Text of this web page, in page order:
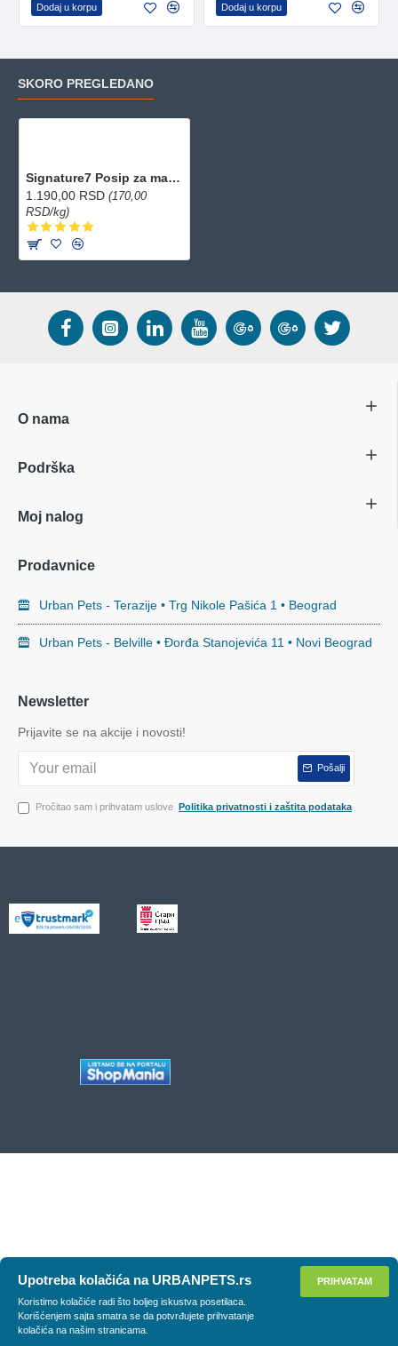
Dodaj u korpu Dodaj u korpu
SKORO PREGLEDANO
Signature7 Posip za mačke - Charcoal Tofu 7l
1.190,00 RSD (170,00
RSD/kg)
O nama
Podrška
Moj nalog
Prodavnice
Urban Pets - Terazije • Trg Nikole Pašića 1 • Beograd
Urban Pets - Belville • Đorđa Stanojevića 11 • Novi Beograd
Newsletter
Prijavite se na akcije i novosti!
Pošalji
Pročitao sam i prihvatam uslove Politika privatnosti i zaštita podataka
PRIHVATAM
Upotreba kolačića na URBANPETS.rs
Koristimo kolačiće radi što boljeg iskustva posetilaca.
Korišćenjem sajta smatra se da potvrđujete prihvatanje
kolačića na našim stranicama.